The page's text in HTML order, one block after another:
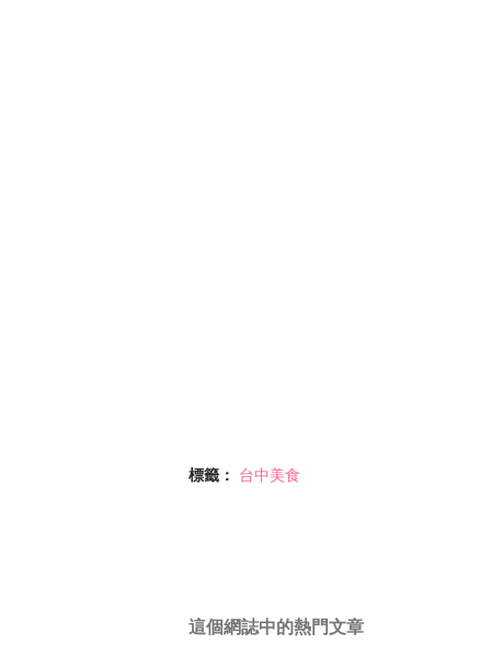
標籤： 台中美食
這個網誌中的熱門文章